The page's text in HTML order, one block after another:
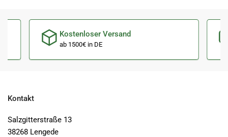
Kostenloser Versand
ab 1500€ in DE
Kontakt
Salzgitterstraße 13
38268 Lengede